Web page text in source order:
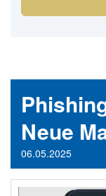
Neue
06.05.2025